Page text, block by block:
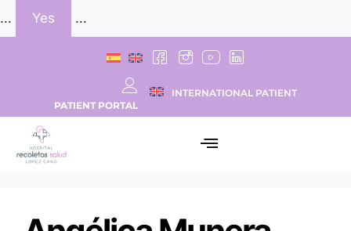
... Yes ...
PATIENT PORTAL
INTERNATIONAL PATIENT